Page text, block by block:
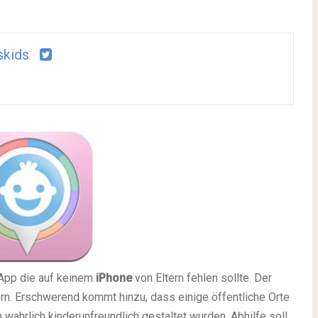
die auf keinem iPhonevon Eltern fehlen sollte. Der
Erschwerend kommt hinzu, dass einige öffentliche Orte